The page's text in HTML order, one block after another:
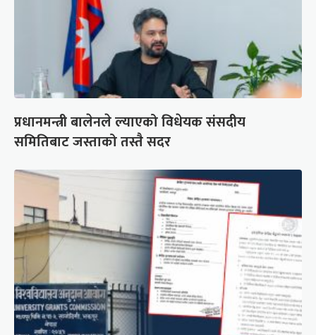
प्रधानमन्त्री बालेनले ल्याएको विधेयक संसदीय
समितिबाट जस्ताको तस्तै सदर